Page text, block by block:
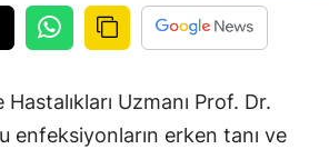
Hastalıkları Uzmanı Prof. Dr.
enfeksiyonların erken tanı ve